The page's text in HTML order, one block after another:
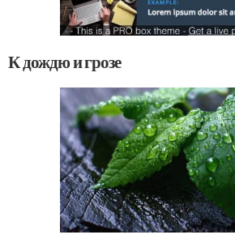
К дождю и грозе